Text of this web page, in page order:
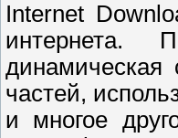
Internet
интернета.
динамическая
частей,
и многое